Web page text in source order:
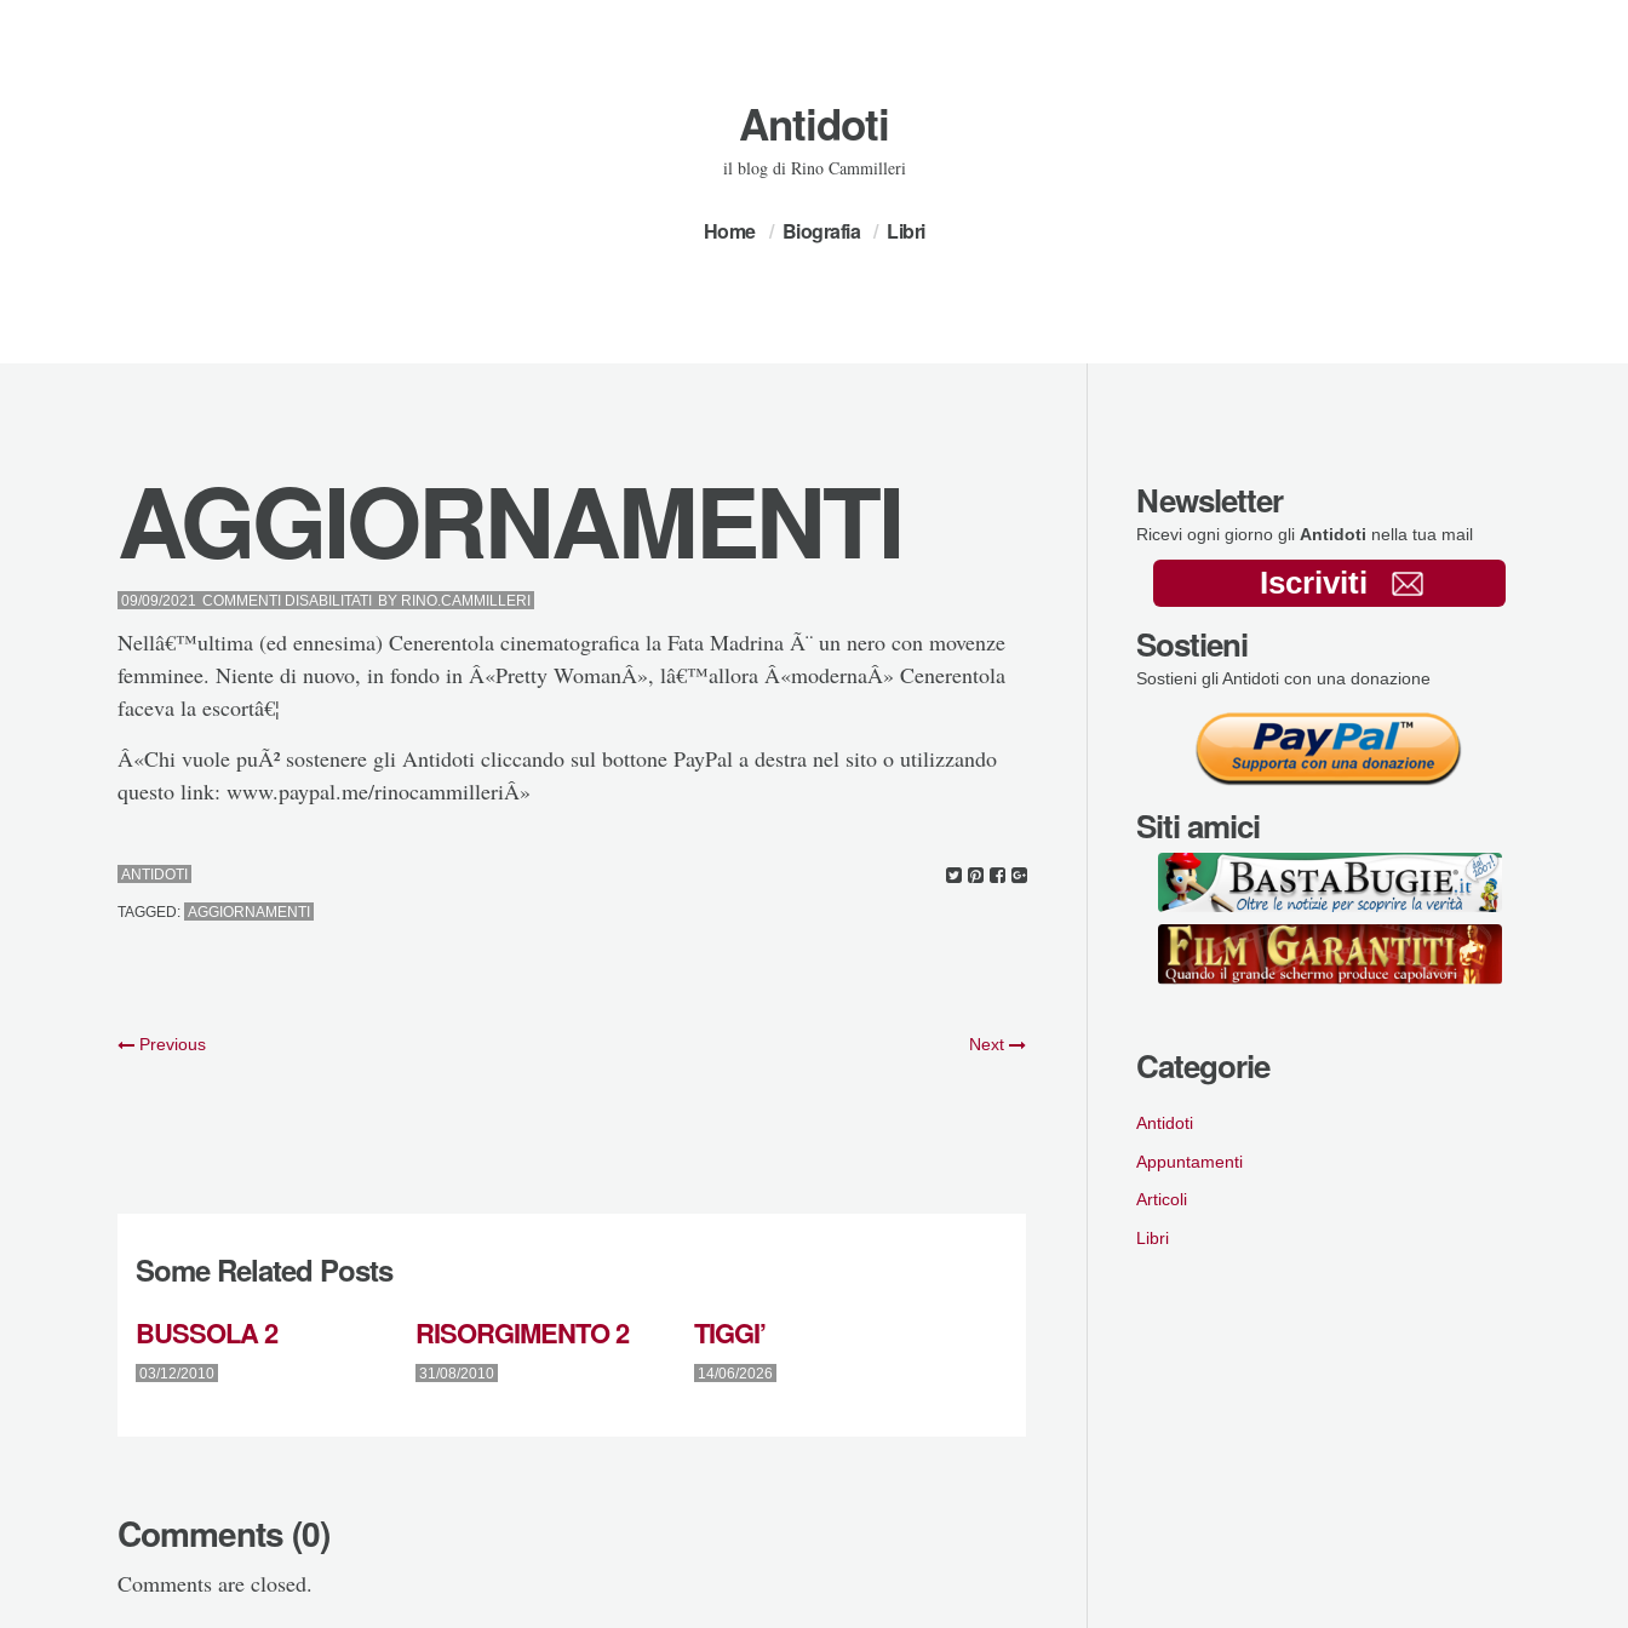
Antidoti
il blog di Rino Cammilleri
Home Biografia Libri
AGGIORNAMENTI
09/09/2021 COMMENTI DISABILITATISUBY RINO.CAMMILLERI
Nellâ€™ultima (ed ennesima) Cenerentola cinematografica la Fata Madrina Ã¨ un nero con movenze
femminee. Niente di nuovo, in fondo in Â«Pretty WomanÂ», lâ€™allora Â«modernaÂ» Cenerentola
faceva la escortâ€¦
Â«Chi vuole puÃ² sostenere gli Antidoti cliccando sul bottone PayPal a destra nel sito o utilizzando
questo link: www.paypal.me/rinocammilleriÂ»
ANTIDOTI
TAGGED: AGGIORNAMENTI
Previous Next
Some Related Posts
BUSSOLA 2
03/12/2010
RISORGIMENTO 2
31/08/2010
TIGGI’
14/06/2026
Comments (0)
Comments are closed.
Newsletter
Ricevi ogni giorno gli Antidoti nella tua mail
Iscriviti
Sostieni
Sostieni gli Antidoti con una donazione
Siti amici
Categorie
Antidoti
Appuntamenti
Articoli
Libri